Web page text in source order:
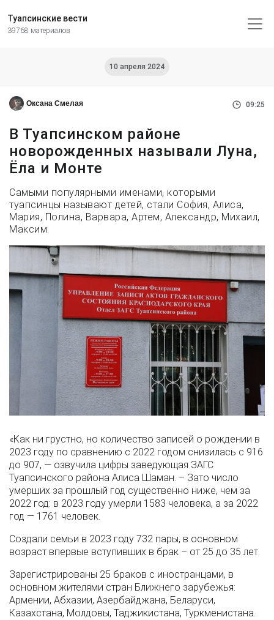
Туапсинские вести
39768 материалов
10 апреля 2024
Оксана Смелая 09:25
В Туапсинском районе
новорожденных называли Луна,
Ёла и Монте
Самыми популярными именами, которыми
туапсинцы называют детей, стали София, Алиса,
Мария, Полина, Варвара, Артем, Александр, Михаил,
Максим.
«Как ни грустно, но количество записей о рождении в
2023 году по сравнению с 2022 годом снизилась с 916
до 907, — озвучила цифры заведующая ЗАГС
Туапсинского района Алиса Шаман. – Зато число
умерших за прошлый год существенно ниже, чем за
2022 год: в 2023 году умерли 1583 человека, а за 2022
год — 1761 человек.
Создали семьи в 2023 году 732 пары, в основном
возраст впервые вступивших в брак – от 25 до 35 лет.
Зарегистрированы 25 браков с иностранцами, в
основном жителями стран Ближнего зарубежья:
Армении, Абхазии, Азербайджана, Беларуси,
Казахстана, Молдовы, Таджикистана, Туркменистана.